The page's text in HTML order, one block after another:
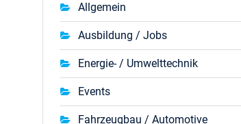
Allgemein
Ausbildung / Jobs
Energie- / Umwelttechnik
Events
Fahrzeugbau / Automotive